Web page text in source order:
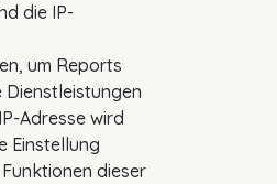
die IP-
um Reports
Adresse wird
Einstellung
dieser